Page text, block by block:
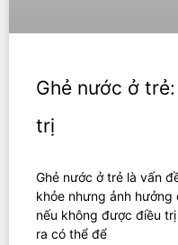
Ghẻ nước ở
trị
Ghẻ nước ở trẻ là vấn
khỏe nhưng ảnh hưởng
nếu không được điều
ra có thể để